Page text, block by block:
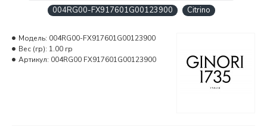
004RG00-FX917601G00123900
Citrino
Модель: 004RG00-FX917601G00123900
Вес (гр): 1.00 гр
Артикул: 004RG00 FX917601G00123900